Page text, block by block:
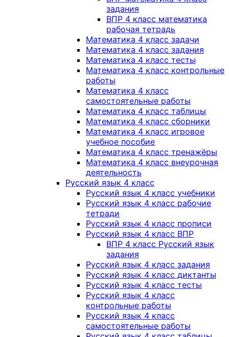
задания
ВПР 4 класс математика
рабочая тетрадь
Математика 4 класс задачи
Математика 4 класс задания
Математика 4 класс тесты
Математика 4 класс контрольные
работы
Математика 4 класс
самостоятельные работы
Математика 4 класс таблицы
Математика 4 класс сборники
Математика 4 класс игровое
учебное пособие
Математика 4 класс тренажёры
Математика 4 класс внеурочная
деятельность
Русский язык 4 класс
Русский язык 4 класс учебники
Русский язык 4 класс рабочие
тетради
Русский язык 4 класс прописи
Русский язык 4 класс ВПР
ВПР 4 класс Русский язык
задания
Русский язык 4 класс задания
Русский язык 4 класс диктанты
Русский язык 4 класс тесты
Русский язык 4 класс
контрольные работы
Русский язык 4 класс
самостоятельные работы